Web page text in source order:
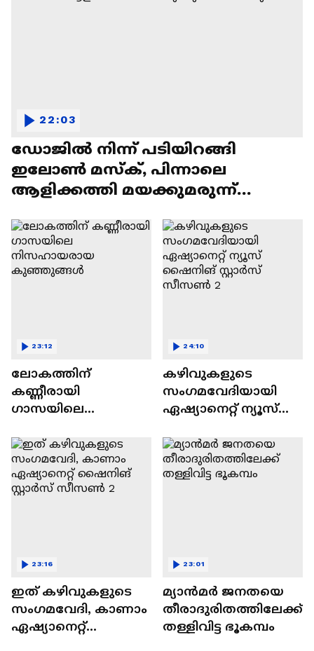
ഡോജിൽ നിന്ന് പടിയിറങ്ങി
ഇലോൺ മസ്ക്, പിന്നാലെ
ആളിക്കത്തി മയക്കുമരുന്ന്
22:03
ലോകത്തിന്
കണ്ണീരായി
ഗാസയിലെ
കുഞ്ഞുങ്ങൾ
23:12
കഴിവുകളുടെ
സംഗമവേദിയായി
ഏഷ്യാനെറ്റ് ന്യൂസ്
സീസൺ 2
24:10
ഇത് കഴിവുകളുടെ
സംഗമവേദി, കാണാം
ഏഷ്യാനെറ്റ്
23:16
മ്യാൻമർ ജനതയെ
തീരാദുരിതത്തിലേക്ക്
തള്ളിവിട്ട ഭൂകമ്പം
23:01